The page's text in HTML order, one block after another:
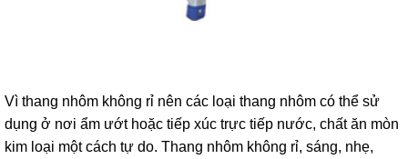
Vì thang nhôm không rỉ nên các loại thang nhôm có thể sử
dụng ở nơi ẩm ướt hoặc tiếp xúc trực tiếp nước, chất ăn mòn
kim loại một cách tự do. Thang nhôm không rỉ, sáng, nhẹ,